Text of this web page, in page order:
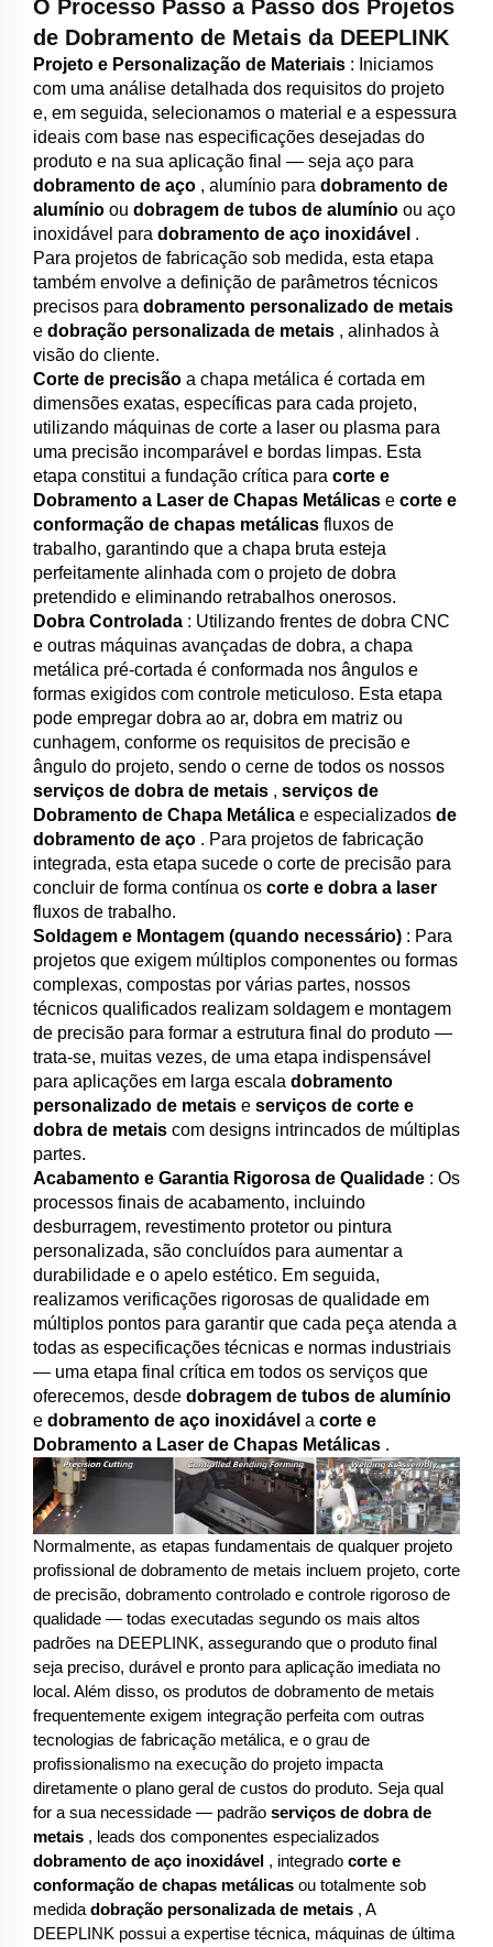
O Processo Passo a Passo dos Projetos
de Dobramento de Metais da DEEPLINK
Projeto e Personalização de Materiais : Iniciamos
com uma análise detalhada dos requisitos do projeto
e, em seguida, selecionamos o material e a espessura
ideais com base nas especificações desejadas do
produto e na sua aplicação final — seja aço para
dobramento de aço , alumínio para dobramento de
alumínio ou dobragem de tubos de alumínio ou aço
inoxidável para dobramento de aço inoxidável .
Para projetos de fabricação sob medida, esta etapa
também envolve a definição de parâmetros técnicos
precisos para dobramento personalizado de metais
e dobração personalizada de metais , alinhados à
visão do cliente.
Corte de precisão a chapa metálica é cortada em
dimensões exatas, específicas para cada projeto,
utilizando máquinas de corte a laser ou plasma para
uma precisão incomparável e bordas limpas. Esta
etapa constitui a fundação crítica para corte e
Dobramento a Laser de Chapas Metálicas e corte e
conformação de chapas metálicas fluxos de
trabalho, garantindo que a chapa bruta esteja
perfeitamente alinhada com o projeto de dobra
pretendido e eliminando retrabalhos onerosos.
Dobra Controlada : Utilizando frentes de dobra CNC
e outras máquinas avançadas de dobra, a chapa
metálica pré-cortada é conformada nos ângulos e
formas exigidos com controle meticuloso. Esta etapa
pode empregar dobra ao ar, dobra em matriz ou
cunhagem, conforme os requisitos de precisão e
ângulo do projeto, sendo o cerne de todos os nossos
serviços de dobra de metais , serviços de
Dobramento de Chapa Metálica e especializados de
dobramento de aço . Para projetos de fabricação
integrada, esta etapa sucede o corte de precisão para
concluir de forma contínua os corte e dobra a laser
fluxos de trabalho.
Soldagem e Montagem (quando necessário) : Para
projetos que exigem múltiplos componentes ou formas
complexas, compostas por várias partes, nossos
técnicos qualificados realizam soldagem e montagem
de precisão para formar a estrutura final do produto —
trata-se, muitas vezes, de uma etapa indispensável
para aplicações em larga escala dobramento
personalizado de metais e serviços de corte e
dobra de metais com designs intrincados de múltiplas
partes.
Acabamento e Garantia Rigorosa de Qualidade : Os
processos finais de acabamento, incluindo
desburragem, revestimento protetor ou pintura
personalizada, são concluídos para aumentar a
durabilidade e o apelo estético. Em seguida,
realizamos verificações rigorosas de qualidade em
múltiplos pontos para garantir que cada peça atenda a
todas as especificações técnicas e normas industriais
— uma etapa final crítica em todos os serviços que
oferecemos, desde dobragem de tubos de alumínio
e dobramento de aço inoxidável a corte e
Dobramento a Laser de Chapas Metálicas .
Normalmente, as etapas fundamentais de qualquer projeto
profissional de dobramento de metais incluem projeto, corte
de precisão, dobramento controlado e controle rigoroso de
qualidade — todas executadas segundo os mais altos
padrões na DEEPLINK, assegurando que o produto final
seja preciso, durável e pronto para aplicação imediata no
local. Além disso, os produtos de dobramento de metais
frequentemente exigem integração perfeita com outras
tecnologias de fabricação metálica, e o grau de
profissionalismo na execução do projeto impacta
diretamente o plano geral de custos do produto. Seja qual
for a sua necessidade — padrão serviços de dobra de
metais , leads dos componentes especializados
dobramento de aço inoxidável , integrado corte e
conformação de chapas metálicas ou totalmente sob
medida dobração personalizada de metais , A
DEEPLINK possui a expertise técnica, máquinas de última